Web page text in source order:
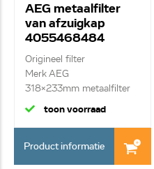
AEG metaalfilter
van afzuigkap
4055468484
Origineel filter
Merk AEG
318x233mm metaalfilter
toon voorraad
Product informatie